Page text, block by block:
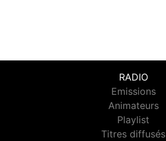
RADIO
Emissions
Animateurs
Playlist
Titres diffusés